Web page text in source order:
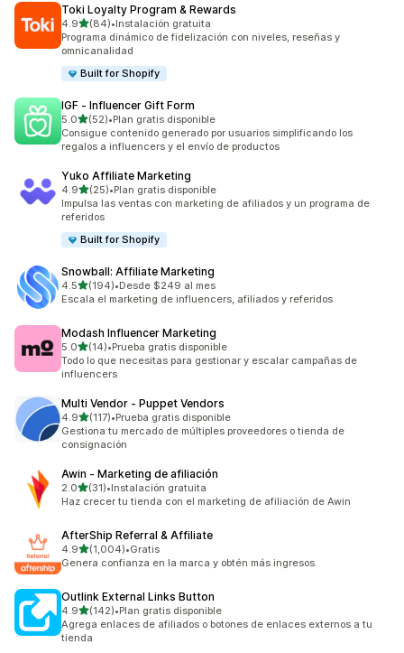
Toki Loyalty Program & Rewards
4.9de 5 estrellas
(84)
84 reseñas en total
•Instalación gratuita
Programa dinámico de fidelización con niveles, reseñas y
omnicanalidad
Built for Shopify
IGF ‑ Influencer Gift Form
5.0de 5 estrellas
(52)
52 reseñas en total
•Plan gratis disponible
Consigue contenido generado por usuarios simplificando los
regalos a influencers y el envío de productos
Yuko Affiliate Marketing
4.9de 5 estrellas
(25)
25 reseñas en total
•Plan gratis disponible
Impulsa las ventas con marketing de afiliados y un programa de
referidos
Built for Shopify
Snowball: Affiliate Marketing
4.5de 5 estrellas
(194)
194 reseñas en total
•Desde $249 al mes
Escala el marketing de influencers, afiliados y referidos
Modash Influencer Marketing
5.0de 5 estrellas
(14)
14 reseñas en total
•Prueba gratis disponible
Todo lo que necesitas para gestionar y escalar campañas de
influencers
Multi Vendor ‑ Puppet Vendors
4.9de 5 estrellas
(117)
117 reseñas en total
•Prueba gratis disponible
Gestiona tu mercado de múltiples proveedores o tienda de
consignación
Awin ‑ Marketing de afiliación
2.0de 5 estrellas
(31)
31 reseñas en total
•Instalación gratuita
Haz crecer tu tienda con el marketing de afiliación de Awin
AfterShip Referral & Affiliate
4.9de 5 estrellas
(1,004)
1004 reseñas en total
•Gratis
Genera confianza en la marca y obtén más ingresos.
Outlink External Links Button
4.9de 5 estrellas
(142)
142 reseñas en total
•Plan gratis disponible
Agrega enlaces de afiliados o botones de enlaces externos a tu
tienda